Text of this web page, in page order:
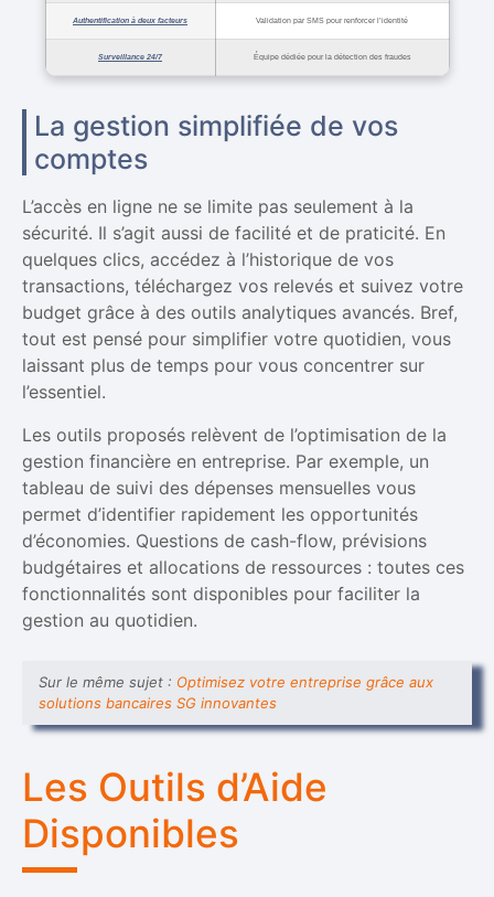
Authentification à deux facteurs Validation par SMS pour renforcer l’identité
Surveillance 24/7 Équipe dédiée pour la détection des fraudes
La gestion simplifiée de vos
comptes
L’accès en ligne ne se limite pas seulement à la
sécurité. Il s’agit aussi de facilité et de praticité. En
quelques clics, accédez à l’historique de vos
transactions, téléchargez vos relevés et suivez votre
budget grâce à des outils analytiques avancés. Bref,
tout est pensé pour simplifier votre quotidien, vous
laissant plus de temps pour vous concentrer sur
l’essentiel.
Les outils proposés relèvent de l’optimisation de la
gestion financière en entreprise. Par exemple, un
tableau de suivi des dépenses mensuelles vous
permet d’identifier rapidement les opportunités
d’économies. Questions de cash-flow, prévisions
budgétaires et allocations de ressources : toutes ces
fonctionnalités sont disponibles pour faciliter la
gestion au quotidien.
Sur le même sujet : Optimisez votre entreprise grâce aux
solutions bancaires SG innovantes
Les Outils d’Aide
Disponibles